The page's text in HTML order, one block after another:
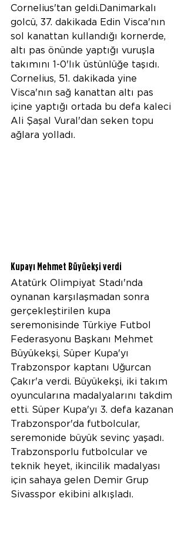
Cornelius'tan geldi.Danimarkalı
golcü, 37. dakikada Edin Visca'nın
sol kanattan kullandığı kornerde,
altı pas önünde yaptığı vuruşla
takımını 1-0'lık üstünlüğe taşıdı.
Cornelius, 51. dakikada yine
Visca'nın sağ kanattan altı pas
içine yaptığı ortada bu defa kaleci
Ali Şaşal Vural'dan seken topu
ağlara yolladı.
Kupayı Mehmet Büyüekşi verdi
Atatürk Olimpiyat Stadı'nda
oynanan karşılaşmadan sonra
gerçekleştirilen kupa
seremonisinde Türkiye Futbol
Federasyonu Başkanı Mehmet
Büyükekşi, Süper Kupa'yı
Trabzonspor kaptanı Uğurcan
Çakır'a verdi. Büyükekşi, iki takım
oyuncularına madalyalarını takdim
etti. Süper Kupa'yı 3. defa kazanan
Trabzonspor'da futbolcular,
seremonide büyük sevinç yaşadı.
Trabzonsporlu futbolcular ve
teknik heyet, ikincilik madalyası
için sahaya gelen Demir Grup
Sivasspor ekibini alkışladı.